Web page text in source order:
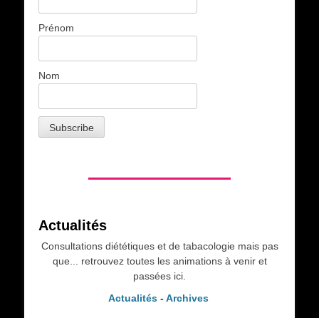
Prénom
Nom
Actualités
Consultations diététiques et de tabacologie mais pas
que... retrouvez toutes les animations à venir et
passées ici.
Actualités- Archives